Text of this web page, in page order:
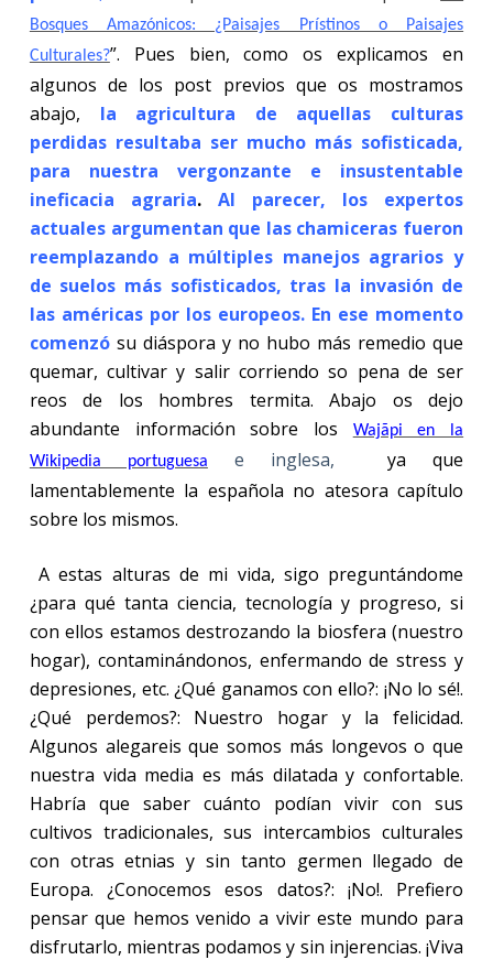
Bosques Amazónicos: ¿Paisajes Prístinos o Paisajes
Culturales?”. Pues bien, como os explicamos en
algunos de los post previos que os mostramos
abajo, la agricultura de aquellas culturas
perdidas resultaba ser mucho más sofisticada,
para nuestra vergonzante e insustentable
ineficacia agraria. Al parecer, los expertos
actuales argumentan que las chamiceras fueron
reemplazando a múltiples manejos agrarios y
de suelos más sofisticados, tras la invasión de
las américas por los europeos. En ese momento
comenzósu diáspora y no hubo más remedio que
quemar, cultivar y salir corriendo so pena de ser
reos de los hombres termita. Abajo os dejo
abundante información sobre los
Wajãpi en la
Wikipedia portuguesa
e inglesa,
ya que
lamentablemente la española no atesora capítulo
sobre los mismos.
A estas alturas de mi vida, sigo preguntándome
¿para qué tanta ciencia, tecnología y progreso, si
con ellos estamos destrozando la biosfera (nuestro
hogar), contaminándonos, enfermando de stress y
depresiones, etc. ¿Qué ganamos con ello?: ¡No lo sé!.
¿Qué perdemos?: Nuestro hogar y la felicidad.
Algunos alegareis que somos más longevos o que
nuestra vida media es más dilatada y confortable.
Habría que saber cuánto podían vivir con sus
cultivos tradicionales, sus intercambios culturales
con otras etnias y sin tanto germen llegado de
Europa. ¿Conocemos esos datos?: ¡No!. Prefiero
pensar que hemos venido a vivir este mundo para
disfrutarlo, mientras podamos y sin injerencias. ¡Viva